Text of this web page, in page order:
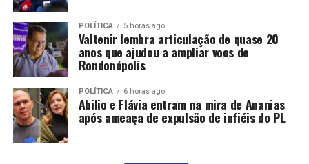
POLÍTICA 5 horas ago
Valtenir lembra articulação de quase 20
anos que ajudou a ampliar voos de
Rondonópolis
POLÍTICA 6 horas ago
Abilio e Flávia entram na mira de Ananias
após ameaça de expulsão de infiéis do PL